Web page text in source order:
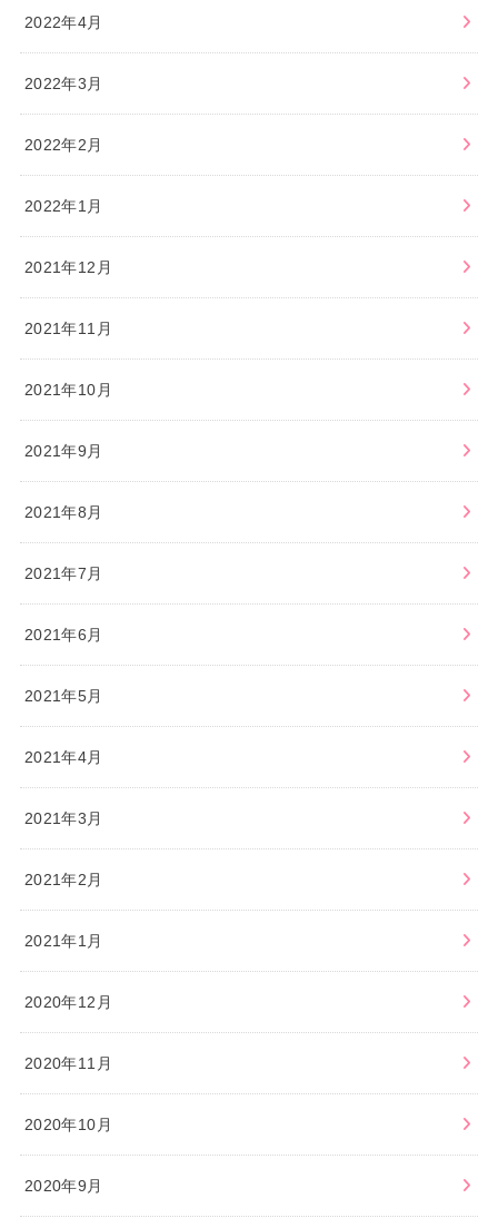
2022年4月
2022年3月
2022年2月
2022年1月
2021年12月
2021年11月
2021年10月
2021年9月
2021年8月
2021年7月
2021年6月
2021年5月
2021年4月
2021年3月
2021年2月
2021年1月
2020年12月
2020年11月
2020年10月
2020年9月